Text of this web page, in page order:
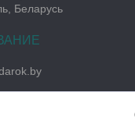
Беларусь